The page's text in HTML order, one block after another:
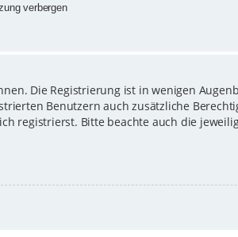
verbergen
Die Registrierung ist in wenigen
Benutzern auch zusätzliche
registrierst. Bitte beachte auch die